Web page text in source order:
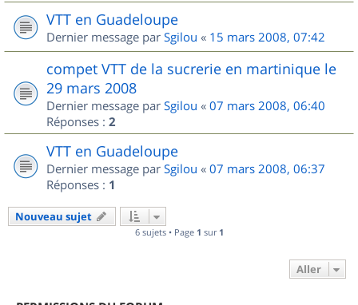
VTT en Guadeloupe
Dernier message par Sgilou « 15 mars 2008, 07:42
compet VTT de la sucrerie en martinique le
29 mars 2008
Dernier message par Sgilou « 07 mars 2008, 06:40
Réponses : 2
VTT en Guadeloupe
Dernier message par Sgilou « 07 mars 2008, 06:37
Réponses : 1
Nouveau sujet
6 sujets • Page 1 sur 1
Aller